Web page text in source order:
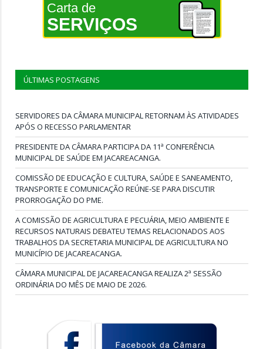
Carta de
SERVIÇOS
ÚLTIMAS POSTAGENS
SERVIDORES DA CÂMARA MUNICIPAL RETORNAM ÀS ATIVIDADES
APÓS O RECESSO PARLAMENTAR
PRESIDENTE DA CÂMARA PARTICIPA DA 11ª CONFERÊNCIA
MUNICIPAL DE SAÚDE EM JACAREACANGA.
COMISSÃO DE EDUCAÇÃO E CULTURA, SAÚDE E SANEAMENTO,
TRANSPORTE E COMUNICAÇÃO REÚNE-SE PARA DISCUTIR
PRORROGAÇÃO DO PME.
A COMISSÃO DE AGRICULTURA E PECUÁRIA, MEIO AMBIENTE E
RECURSOS NATURAIS DEBATEU TEMAS RELACIONADOS AOS
TRABALHOS DA SECRETARIA MUNICIPAL DE AGRICULTURA NO
MUNICÍPIO DE JACAREACANGA.
CÂMARA MUNICIPAL DE JACAREACANGA REALIZA 2ª SESSÃO
ORDINÁRIA DO MÊS DE MAIO DE 2026.